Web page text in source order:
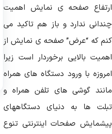
صفحه ی نمایش اهمیت
ندارد و باز هم تاکید می
که “عرض” صفحه ی نمایش از
بالایی برخوردار است زیرا
با ورود دستگاه های همراه
گوشی های تلفن همراه و
ها به دنیای دستگاههای
صفحات اینترنتی تنوع